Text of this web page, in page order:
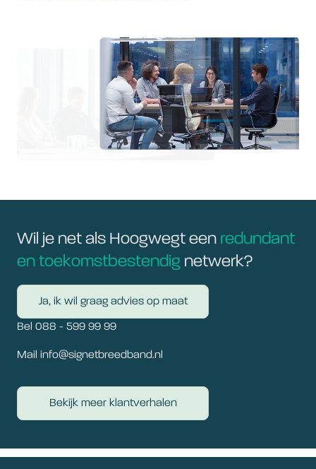
Wil je net als Hoogwegt een redundant
en toekomstbestendig netwerk?
Ja, ik wil graag advies op maat
Bel 088 - 599 99 99
Mail info@signetbreedband.nl
Bekijk meer klantverhalen